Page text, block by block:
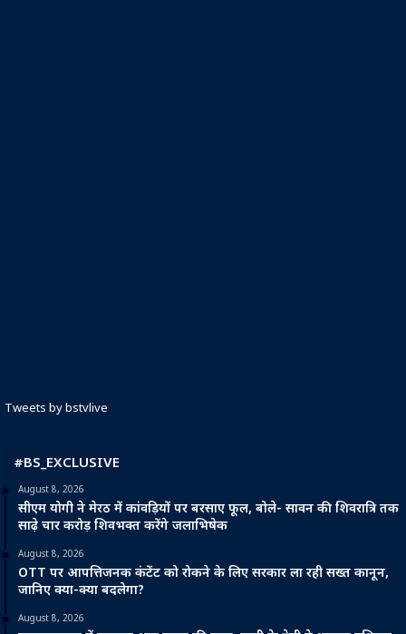
Tweets by bstvlive
#BS_EXCLUSIVE
August 8, 2026
सीएम योगी ने मेरठ में कांवड़ियों पर बरसाए फूल, बोले- सावन की शिवरात्रि तक
साढ़े चार करोड़ शिवभक्त करेंगे जलाभिषेक
August 8, 2026
OTT पर आपत्तिजनक कंटेंट को रोकने के लिए सरकार ला रही सख्त कानून,
जानिए क्या-क्या बदलेगा?
August 8, 2026